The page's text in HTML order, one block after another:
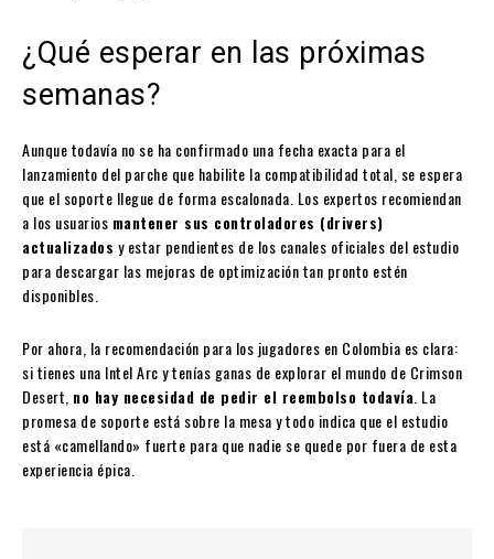
¿Qué esperar en las próximas
semanas?
Aunque todavía no se ha confirmado una fecha exacta para el
lanzamiento del parche que habilite la compatibilidad total, se espera
que el soporte llegue de forma escalonada. Los expertos recomiendan
a los usuarios mantener sus controladores (drivers)
actualizados y estar pendientes de los canales oficiales del estudio
para descargar las mejoras de optimización tan pronto estén
disponibles.
Por ahora, la recomendación para los jugadores en Colombia es clara:
si tienes una Intel Arc y tenías ganas de explorar el mundo de Crimson
Desert, no hay necesidad de pedir el reembolso todavía . La
promesa de soporte está sobre la mesa y todo indica que el estudio
está «camellando» fuerte para que nadie se quede por fuera de esta
experiencia épica.